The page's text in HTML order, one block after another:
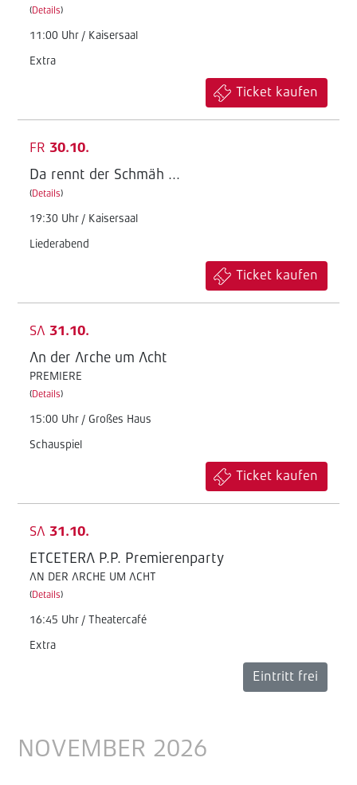
(Details)
11:00 Uhr / Kaisersaal
Extra
Ticket kaufen
FR 30.10.
Da rennt der Schmäh ...
(Details)
19:30 Uhr / Kaisersaal
Liederabend
Ticket kaufen
SA 31.10.
An der Arche um Acht
PREMIERE
(Details)
15:00 Uhr / Großes Haus
Schauspiel
Ticket kaufen
SA 31.10.
ETCETERA P.P. Premierenparty
AN DER ARCHE UM ACHT
(Details)
16:45 Uhr / Theatercafé
Extra
Eintritt frei
NOVEMBER 2026